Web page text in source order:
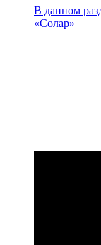
В данном
«Солар»